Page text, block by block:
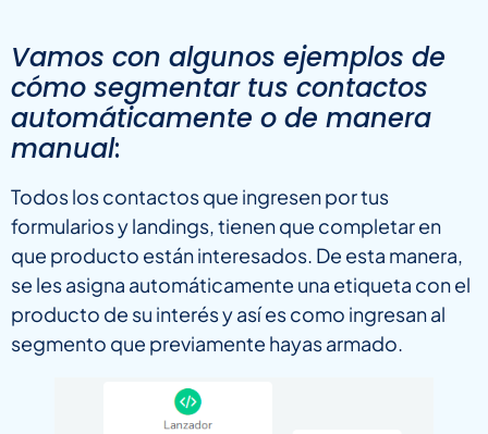
Vamos con algunos ejemplos de
cómo segmentar tus contactos
automáticamente o de manera
manual:
Todos los contactos que ingresen por tus
formularios y landings, tienen que completar en
que producto están interesados. De esta manera,
se les asigna automáticamente una etiqueta con el
producto de su interés y así es como ingresan al
segmento que previamente hayas armado.